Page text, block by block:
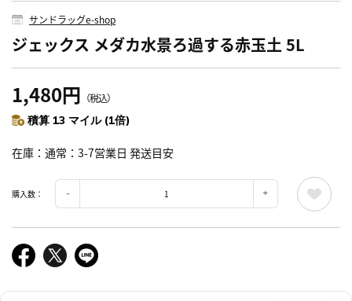
サンドラッグe-shop
ジェックス メダカ水景ろ過する赤玉土 5L
1,480円 （税込）
積算 13 マイル (1倍)
在庫 通常：3-7営業日 発送目安
購入数：